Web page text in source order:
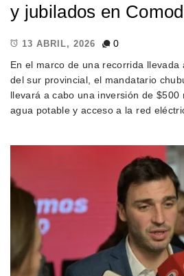
y jubilados en
13 ABRIL, 2026
0
En el marco de una recorrida llevada
del sur provincial, el mandatario
llevará a cabo una inversión de $500
agua potable y acceso a la red